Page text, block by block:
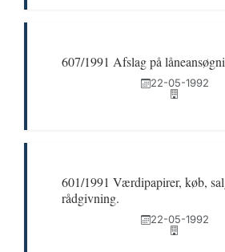
607/1991 Afslag på
22-05-1992
601/1991 Værdipapirer, køb,
rådgivning.
22-05-1992